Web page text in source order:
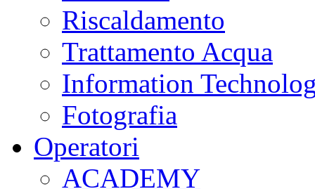
Riscaldamento
Trattamento Acqua
Information
Fotografia
Operatori
ACADEMY